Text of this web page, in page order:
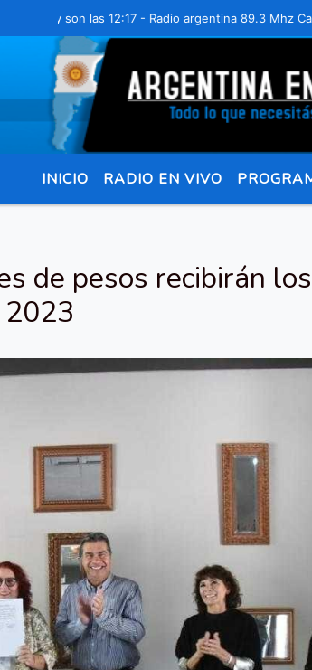
y son las 12:17 - Radio argentina 89.3 Mhz
INICIO RADIO EN VIVO
de pesos recibirán los
2023